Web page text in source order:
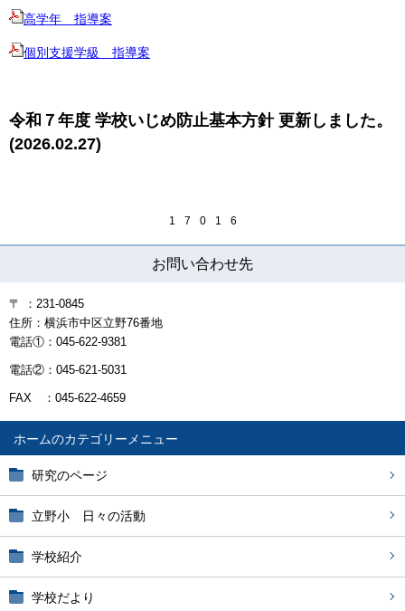
ホーム
研究のページ
立野小 日々の活動
学校紹介
学校だより
高学年 指導案
個別支援学級 指導案
令和７年度 学校いじめ防止基本方針 更新しました。
(2026.02.27)
1 7 0 1 6
お問い合わせ先
〒 ：231-0845
住所：横浜市中区立野76番地
電話①：045-622-9381
電話②：045-621-5031
FAX ：045-622-4659